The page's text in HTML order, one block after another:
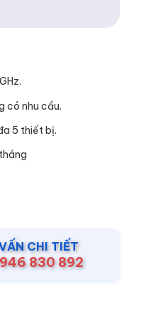
có nhu cầu.
5 thiết bị.
CHI TIẾT
830 892